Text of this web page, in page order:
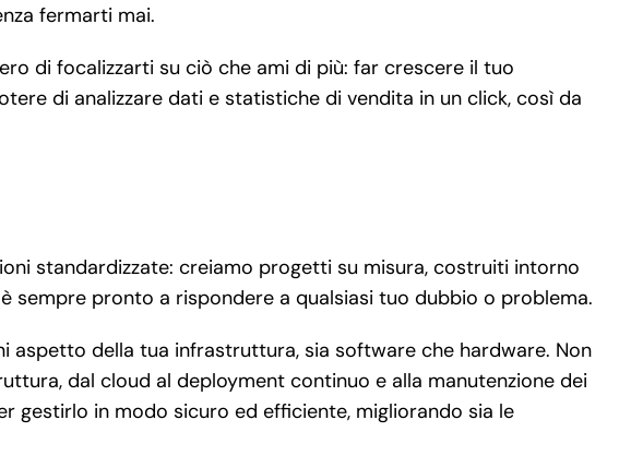
fermarti mai.
di focalizzarti su ciò che ami di più: far crescere il tuo
di analizzare dati e statistiche di vendita in un click, così da
standardizzate: creiamo progetti su misura, costruiti intorno
sempre pronto a rispondere a qualsiasi tuo dubbio o problema.
aspetto della tua infrastruttura, sia software che hardware. Non
dal cloud al deployment continuo e alla manutenzione dei
gestirlo in modo sicuro ed efficiente, migliorando sia le